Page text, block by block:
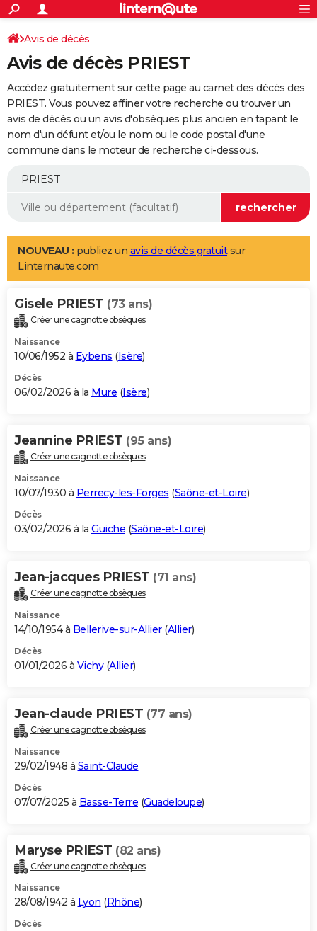
ACTUALITÉS
Politique
Société
Faits Divers
Education
Monde
Villes
+
SPORT
Coupe du monde 2026
Football
Tennis
Cyclisme
Rugby
Forum
Programme TV
TNT
Streaming
Cinéma
Sorties cinéma
Musique
+
FINANCE
Retraite
Epargne
Immobilier
Risques naturels par ville
Banque
Assurance
AUTO
Essais
Réserver un essai
Citadines
Berlines
SUV
Forum auto
+
Mobiles
Meilleur smartphone
Internet
Ordinateurs
Jeux vidéo
Guide high-tech
Aménagement intérieur
LIFESTYLE
Art de vivre
Bien-être
Loisirs
Mode
Modes de vie
Alimentation
Guide de la santé
Maladies
Médicaments
Sommeil
VOYAGE
Destinations
City break
Voyage nature
Voyage de noces
Forum
Climat
+PHOTO
GUIDES D'ACHAT
BONS PLANS
Carte de Noël
Carte Bonne année
Carte Saint-Valentin
Carte Pâques
Carte d'anniversaire
DICTIONNAIRE
Dictionnaire
Biographies
Citations
Expressions
Proverbes
PROGRAMME TV
S'inscrire
Se connecter
Lycées
Collèges
Primaires
Universités
Entreprises
Service militaire
Avis de recherche
AVIS DE DÉCÈS
Bricolage
Lifestyle
Culture
Sport
Auto
Television
Voyage
Cinema
Avis de décès
Avis de décès PRIEST
Accédez gratuitement sur cette page au carnet des décès des
PRIEST. Vous pouvez affiner votre recherche ou trouver un
avis de décès ou un avis d'obsèques plus ancien en tapant le
nom d'un défunt et/ou le nom ou le code postal d'une
commune dans le moteur de recherche ci-dessous.
NOUVEAU : publiez un avis de décès gratuitsur
Linternaute.com
Gisele PRIEST (73 ans)
Créer une cagnotte obsèques
Naissance
10/06/1952 à Eybens (Isère)
Décès
06/02/2026 à la Mure (Isère)
Jeannine PRIEST (95 ans)
Créer une cagnotte obsèques
Naissance
10/07/1930 à Perrecy-les-Forges (Saône-et-Loire)
Décès
03/02/2026 à la Guiche (Saône-et-Loire)
Jean-jacques PRIEST (71 ans)
Créer une cagnotte obsèques
Naissance
14/10/1954 à Bellerive-sur-Allier(Allier)
Décès
01/01/2026 à Vichy(Allier)
Jean-claude PRIEST (77 ans)
Créer une cagnotte obsèques
Naissance
29/02/1948 à Saint-Claude
Décès
07/07/2025 à Basse-Terre (Guadeloupe)
Maryse PRIEST (82 ans)
Créer une cagnotte obsèques
Naissance
28/08/1942 à Lyon (Rhône)
Décès